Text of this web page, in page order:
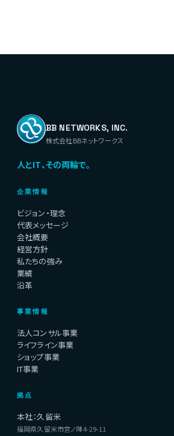
BB NETWORKS, INC.
株式会社BBネットワークス
人とIT、その両輪で。
企業情報
ビジョン・理念
代表メッセージ
会社概要
経営方針
私たちの強み
業績
沿革
事業情報
法人コンサル事業
ライフライン事業
ショップ事業
IT事業
拠点
本社：久留米
福岡県久留米市宮ノ陣4-29-11